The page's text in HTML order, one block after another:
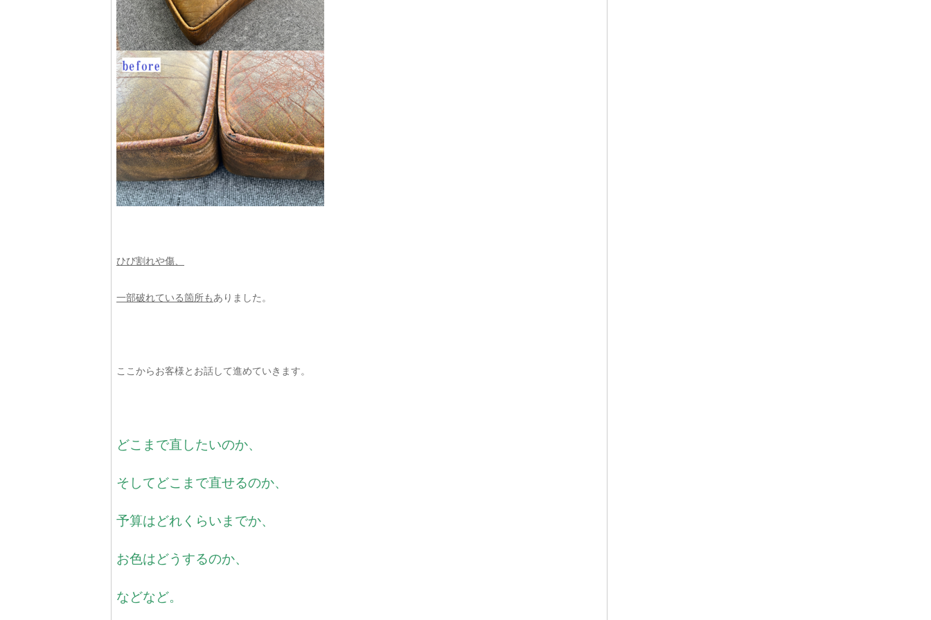
ひび割れや傷、
一部破れている箇所もありました。
ここからお客様とお話して進めていきます。
どこまで直したいのか、
そしてどこまで直せるのか、
予算はどれくらいまでか、
お色はどうするのか、
などなど。